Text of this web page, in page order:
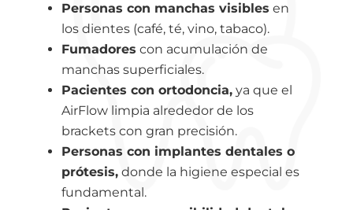
Personas con manchas visibles en
los dientes (café, té, vino, tabaco).
Fumadores con acumulación de
manchas superficiales.
Pacientes con ortodoncia, ya que el
AirFlow limpia alrededor de los
brackets con gran precisión.
Personas con implantes dentales o
prótesis, donde la higiene especial es
fundamental.